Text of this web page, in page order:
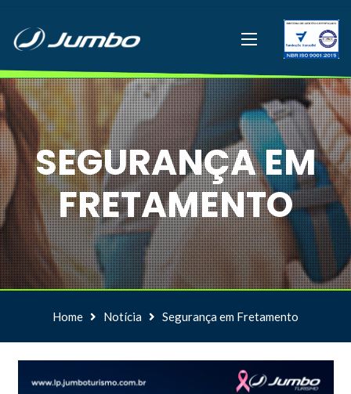
SEGURANÇA EM
FRETAMENTO
Home Notícia Segurança em Fretamento